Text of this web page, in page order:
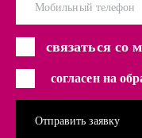
Мобильный телефон
связаться со
согласен на